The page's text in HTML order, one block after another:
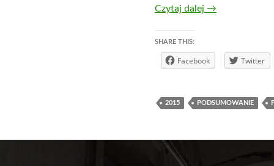
Czytaj dalej Rok 2015 –
→
SHARE THIS:
Facebook Twitter
2015 PODSUMOWANIE